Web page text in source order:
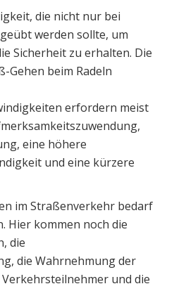
die nicht nur bei
werden sollte, um
Sicherheit zu erhalten. Die
Gehen beim Radeln
erfordern meist
eine höhere
und eine kürzere
im Straßenverkehr bedarf
Hier kommen noch die
die
die Wahrnehmung der
und die